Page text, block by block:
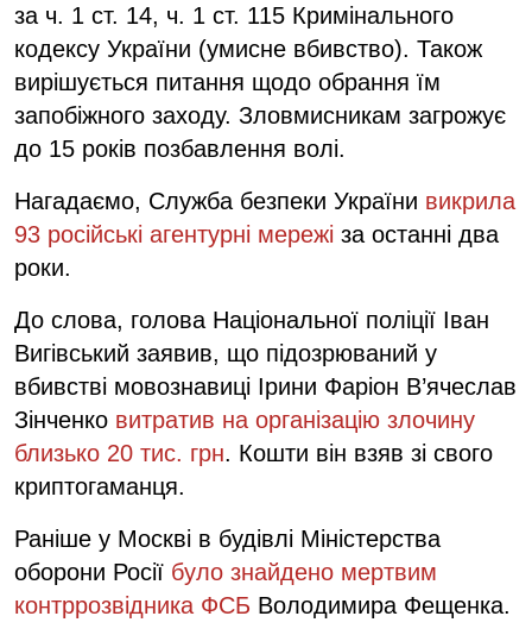
за ч. 1 ст. 14, ч. 1 ст. 115 Кримінального
кодексу України (умисне вбивство). Також
вирішується питання щодо обрання їм
запобіжного заходу. Зловмисникам загрожує
до 15 років позбавлення волі.
Нагадаємо, Служба безпеки України викрила
93 російські агентурні мережі за останні два
роки.
До слова, голова Національної поліції Іван
Вигівський заявив, що підозрюваний у
вбивстві мовознавиці Ірини Фаріон В’ячеслав
Зінченко витратив на організацію злочину
близько 20 тис. грн. Кошти він взяв зі свого
криптогаманця.
Раніше у Москві в будівлі Міністерства
оборони Росії було знайдено мертвим
контррозвідника ФСБ Володимира Фещенка.